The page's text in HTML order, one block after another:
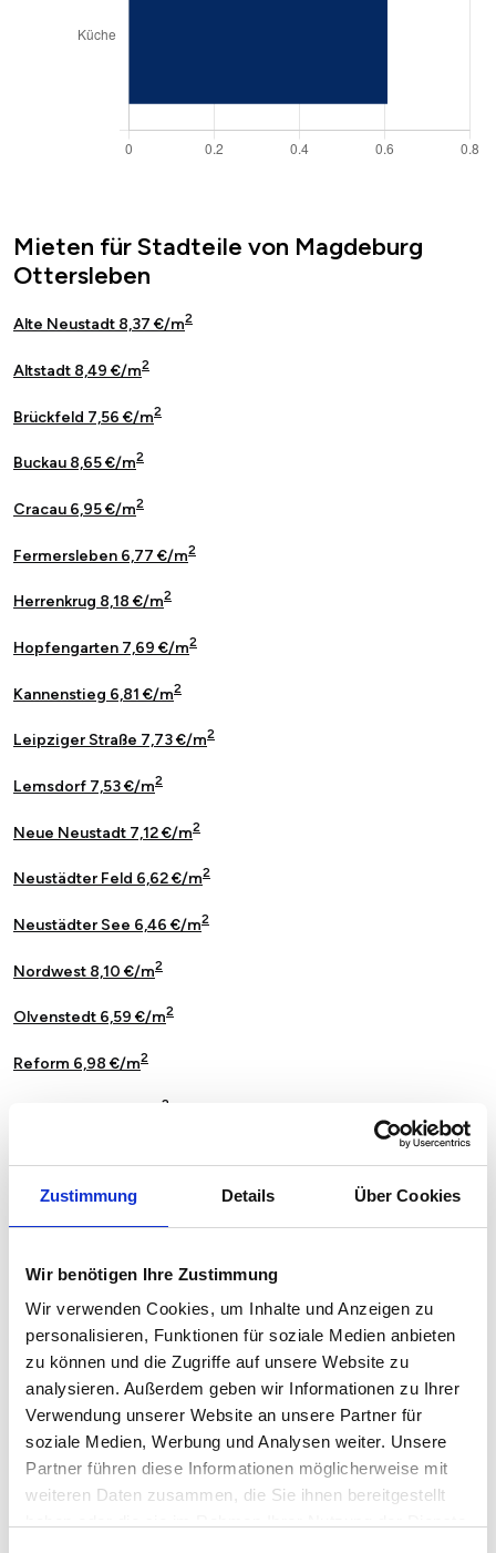
Zustimmung Details Über Cookies
Wir benötigen Ihre Zustimmung
Wir verwenden Cookies, um Inhalte und Anzeigen zu
personalisieren, Funktionen für soziale Medien anbieten
zu können und die Zugriffe auf unsere Website zu
analysieren. Außerdem geben wir Informationen zu Ihrer
Verwendung unserer Website an unsere Partner für
soziale Medien, Werbung und Analysen weiter. Unsere
Partner führen diese Informationen möglicherweise mit
weiteren Daten zusammen, die Sie ihnen bereitgestellt
Mieten für Stadteile von Magdeburg
Ottersleben
Alte Neustadt 8,37 €/m2
Altstadt 8,49 €/m2
Brückfeld 7,56 €/m2
Buckau 8,65 €/m2
Cracau 6,95 €/m2
Fermersleben 6,77 €/m2
Herrenkrug 8,18 €/m2
Hopfengarten 7,69 €/m2
Kannenstieg 6,81 €/m2
Leipziger Straße 7,73 €/m2
Lemsdorf 7,53 €/m2
Neue Neustadt 7,12 €/m2
Neustädter Feld 6,62 €/m2
Neustädter See 6,46 €/m2
Nordwest 8,10 €/m2
Olvenstedt 6,59 €/m2
Reform 6,98 €/m2
2
Stadtfeld 7,64 €/m
Westerhüsen 7,39 €/m2
Mietspiegel in Magdeburg Ottersleben
pro qm nach Wohnfläche
Der Mietpreis einer Wohnung in Magdeburg Ottersleben steht in
engem Zusammenhang mit der Quadratmeteranzahl und ist ein